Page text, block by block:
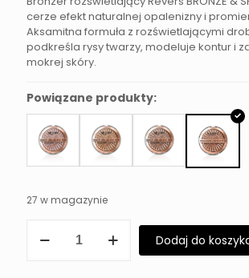
cerze efekt naturalnej opalenizny i
Aksamitna formuła z rozświetlającymi
podkreśla rysy twarzy, modeluje kontur i
mokrej skóry.
Powiązane produkty:
27 w magazynie
Bronzer
Dodaj do